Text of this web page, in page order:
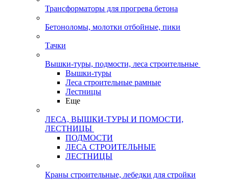
Трансформаторы для прогрева бетона
Бетоноломы, молотки отбойные, пики
Тачки
Вышки-туры, подмости, леса строительные
Вышки-туры
Леса строительные рамные
Лестницы
Еще
ЛЕСА, ВЫШКИ-ТУРЫ И ПОМОСТИ,
ЛЕСТНИЦЫ
ПОДМОСТИ
ЛЕСА СТРОИТЕЛЬНЫЕ
ЛЕСТНИЦЫ
Краны строительные, лебедки для стройки